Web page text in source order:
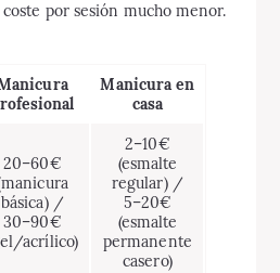
por sesión mucho menor.
Manicura en
casa
20–60€
básica) /
30–90€
acrílico)
2–10€
(esmalte
regular) /
5–20€
(esmalte
permanente
casero)